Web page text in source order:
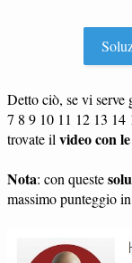
Detto ciò, se vi serve
7 8 9 10 11 12 13 14
trovate il video con
Nota: con queste
massimo punteggio